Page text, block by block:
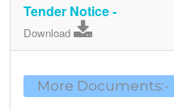
Tender Notice -
Download
More Documents:-